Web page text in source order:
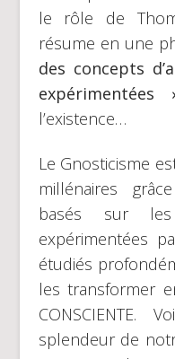
le rôle de
résume en une
des concepts
expérimentées
l’existence…
Le Gnosticisme
millénaires
basés sur les
expérimentées
étudiés
les transformer
splendeur de